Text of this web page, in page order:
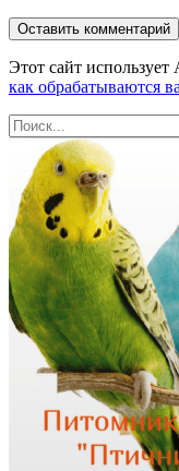
Этот сайт
как обрабатываются